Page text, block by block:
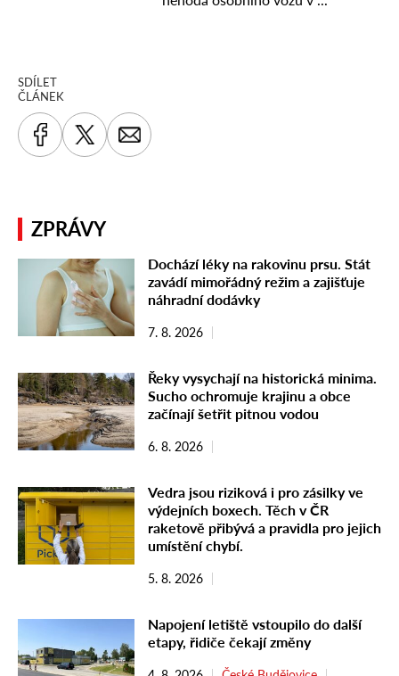
SDÍLET
ČLÁNEK
ZPRÁVY
Dochází léky na rakovinu prsu. Stát
zavádí mimořádný režim a zajišťuje
náhradní dodávky
7. 8. 2026
Řeky vysychají na historická minima.
Sucho ochromuje krajinu a obce
začínají šetřit pitnou vodou
6. 8. 2026
Vedra jsou riziková i pro zásilky ve
výdejních boxech. Těch v ČR
raketově přibývá a pravidla pro jejich
umístění chybí.
5. 8. 2026
Napojení letiště vstoupilo do další
etapy, řidiče čekají změny